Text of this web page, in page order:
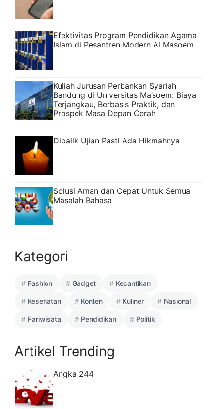
Efektivitas Program Pendidikan Agama
Islam di Pesantren Modern Al Masoem
Kuliah Jurusan Perbankan Syariah
Bandung di Universitas Ma’soem: Biaya
Terjangkau, Berbasis Praktik, dan
Prospek Masa Depan Cerah
Dibalik Ujian Pasti Ada Hikmahnya
Solusi Aman dan Cepat Untuk Semua
Masalah Bahasa
Kategori
Fashion Gadget Kecantikan
Kesehatan Konten Kuliner Nasional
Pariwisata Pendidikan Politik
Artikel Trending
Angka 244